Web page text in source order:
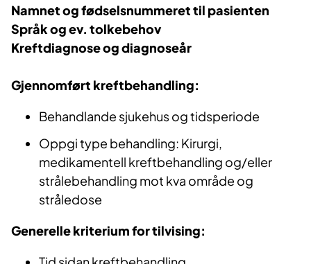
Namnet og fødselsnummeret til pasienten
Språk og ev. tolkebehov
Kreftdiagnose og diagnoseår
Gjennomført kreftbehandling:
Behandlande sjukehus og tidsperiode
Oppgi type behandling: Kirurgi,
medikamentell kreftbehandling og/eller
strålebehandling mot kva område og
stråledose
Generelle kriterium for tilvising: